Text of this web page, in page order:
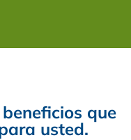
que
usted.